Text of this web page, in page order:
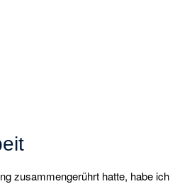
zusammengerührt hatte, habe ich